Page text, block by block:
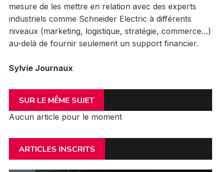
mesure de les mettre en relation avec des experts
industriels comme Schneider Electric à différents
niveaux (marketing, logistique, stratégie, commerce…)
au-delà de fournir seulement un support financier.
Sylvie Journaux
SUR LE MÊME SUJET
Aucun article pour le moment
ARTICLES INSCRITS